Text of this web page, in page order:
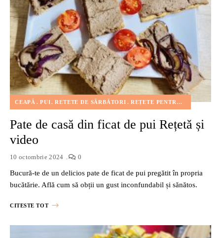
CEAPĂ PUI RETETE DE SĂRBĂTORI REȚETE PENTRU COPII
Pate de casă din ficat de pui Rețetă și
video
10 octombrie 2024 0
Bucură-te de un delicios pate de ficat de pui pregătit în propria
bucătărie. Află cum să obții un gust inconfundabil și sănătos.
CITESTE TOT